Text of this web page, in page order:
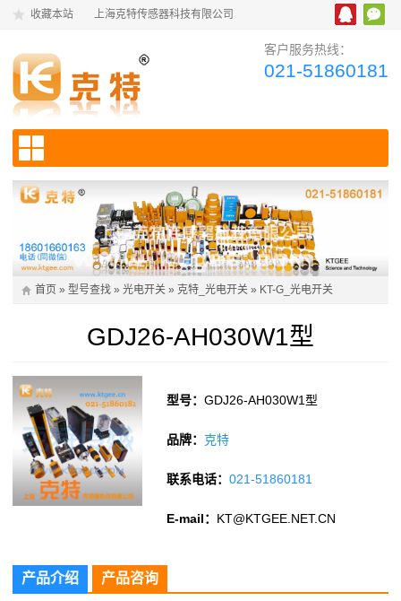
收藏本站 上海克特传感器科技有限公司
客户服务热线：
021-51860181
首页 » 型号查找 » 光电开关 » 克特_光电开关 » KT-G_光电开关
GDJ26-AH030W1型
型号：GDJ26-AH030W1型
品牌： 克特
联系电话：021-51860181
E-mail： KT@KTGEE.NET.CN
产品介绍 产品咨询